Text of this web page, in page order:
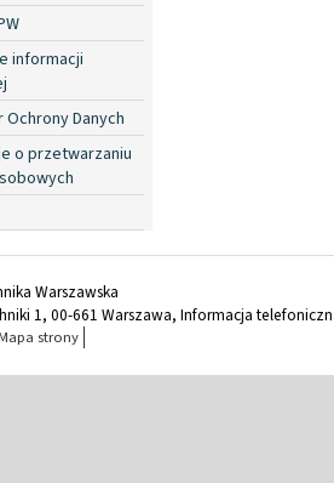
informacji
Danych
o przetwarzaniu
Warszawska
1, 00-661 Warszawa, Informacja
strony